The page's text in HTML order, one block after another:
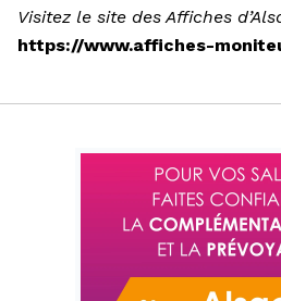
Visitez le site des Affiches
https://www.affiches-